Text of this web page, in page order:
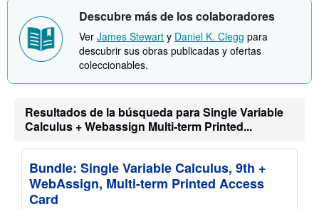
d
e
e
n
o
ó
s
o
e
s
t
a
f
s
Descubre más de los colaboradores
Ver James Stewart y Daniel K. Clegg para
descubrir sus obras publicadas y ofertas
coleccionables.
Resultados de la búsqueda para Single Variable
Calculus + Webassign Multi-term Printed...
Bundle: Single Variable Calculus, 9th +
WebAssign, Multi-term Printed Access
Card